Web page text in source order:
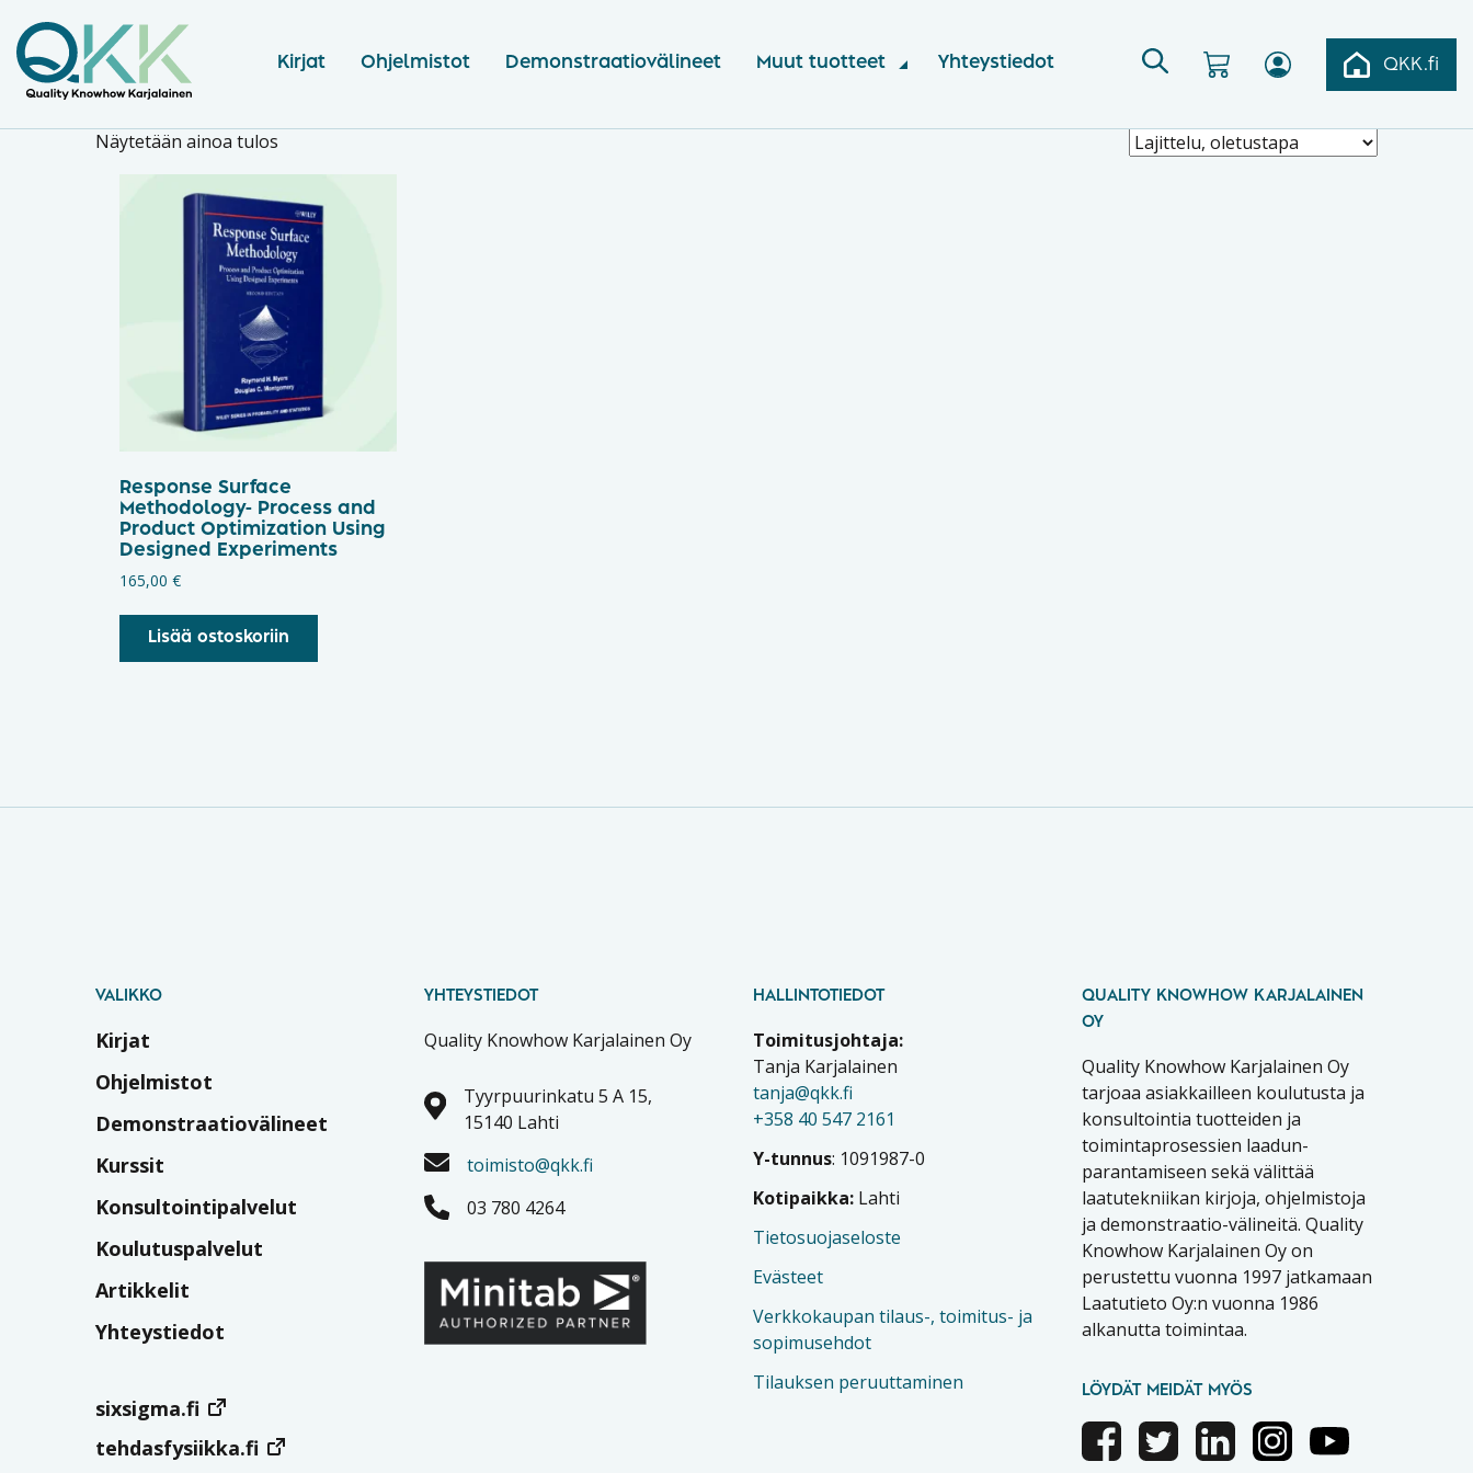
Kirjat Ohjelmistot Demonstraatiovälineet Muut tuotteet Yhteystiedot QKK.fi
Näytetään ainoa tulos
Response Surface
Methodology- Process and
Product Optimization Using
Designed Experiments
165,00€
Lisää ostoskoriin
VALIKKO
Kirjat
Ohjelmistot
Demonstraatiovälineet
Kurssit
Konsultointipalvelut
Koulutuspalvelut
Artikkelit
Yhteystiedot
sixsigma.fi
tehdasfysiikka.fi
YHTEYSTIEDOT
Quality Knowhow Karjalainen Oy
Tyyrpuurinkatu 5 A 15,
15140 Lahti
toimisto@qkk.fi
03 780 4264
HALLINTOTIEDOT
Toimitusjohtaja:
Tanja Karjalainen
tanja@qkk.fi
+358 40 547 2161
Y-tunnus: 1091987-0
Kotipaikka: Lahti
Tietosuojaseloste
Evästeet
Verkkokaupan tilaus-, toimitus- ja
sopimusehdot
Tilauksen peruuttaminen
QUALITY KNOWHOW KARJALAINEN
OY
Quality Knowhow Karjalainen Oy
tarjoaa asiakkailleen koulutusta ja
konsultointia tuotteiden ja
toimintaprosessien laadun-
parantamiseen sekä välittää
laatutekniikan kirjoja, ohjelmistoja
ja demonstraatio-välineitä. Quality
Knowhow Karjalainen Oy on
perustettu vuonna 1997 jatkamaan
Laatutieto Oy:n vuonna 1986
alkanutta toimintaa.
LÖYDÄT MEIDÄT MYÖS
FacebookTwitterLinkedinInstagramYoutube